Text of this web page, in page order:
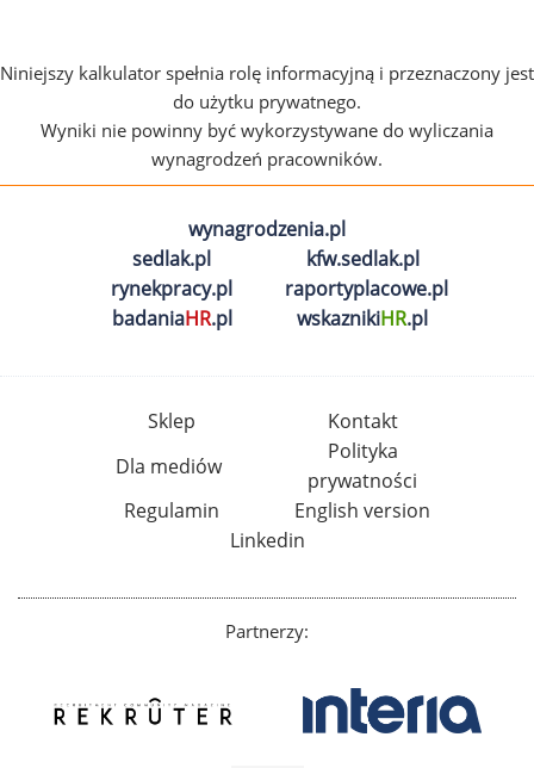
Niniejszy kalkulator spełnia rolę informacyjną i przeznaczony jest
do użytku prywatnego.
Wyniki nie powinny być wykorzystywane do wyliczania
wynagrodzeń pracowników.
wynagrodzenia.pl
sedlak.pl
kfw.sedlak.pl
rynekpracy.pl
raportyplacowe.pl
badaniaHR.pl wskaznikiHR.pl
Sklep
Kontakt
Dla mediów
Polityka
prywatności
Regulamin
English version
Linkedin
Partnerzy: